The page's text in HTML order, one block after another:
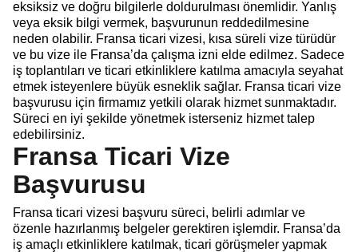
eksiksiz ve doğru bilgilerle doldurulması önemlidir. Yanlış
veya eksik bilgi vermek, başvurunun reddedilmesine
neden olabilir. Fransa ticari vizesi, kısa süreli vize türüdür
ve bu vize ile Fransa’da çalışma izni elde edilmez. Sadece
iş toplantıları ve ticari etkinliklere katılma amacıyla seyahat
etmek isteyenlere büyük esneklik sağlar. Fransa ticari vize
başvurusu için firmamız yetkili olarak hizmet sunmaktadır.
Süreci en iyi şekilde yönetmek isterseniz hizmet talep
edebilirsiniz.
Fransa Ticari Vize
Başvurusu
Fransa ticari vizesi başvuru süreci, belirli adımlar ve
özenle hazırlanmış belgeler gerektiren işlemdir. Fransa’da
iş amaçlı etkinliklere katılmak, ticari görüşmeler yapmak